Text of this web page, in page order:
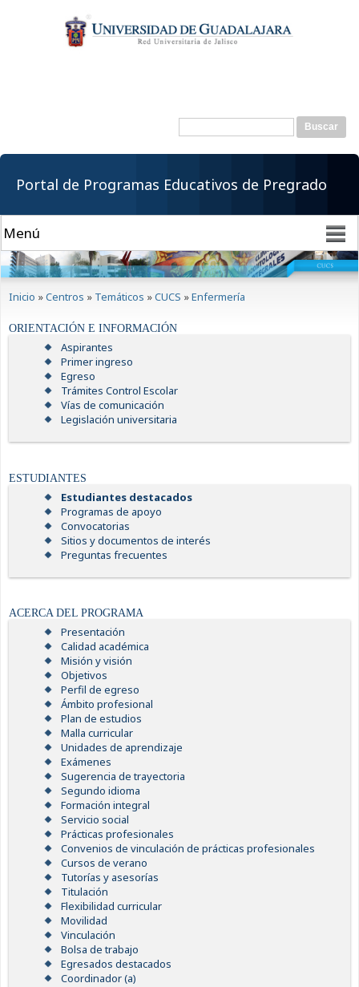
contenido
principal
Formulario de
Buscar
Portal de Programas Educativos de Pregrado
Inicio »Centros » Temáticos »CUCS »Enfermería
ORIENTACIÓN E INFORMACIÓN
Aspirantes
Primer ingreso
Egreso
Trámites Control Escolar
Vías de comunicación
Legislación universitaria
ESTUDIANTES
Estudiantes destacados
Programas de apoyo
Convocatorias
Sitios y documentos de interés
Preguntas frecuentes
ACERCA DEL PROGRAMA
Presentación
Calidad académica
Misión y visión
Objetivos
Perfil de egreso
Ámbito profesional
Plan de estudios
Malla curricular
Unidades de aprendizaje
Exámenes
Sugerencia de trayectoria
Segundo idioma
Formación integral
Servicio social
Prácticas profesionales
Convenios de vinculación de prácticas profesionales
Cursos de verano
Tutorías y asesorías
Titulación
Flexibilidad curricular
Movilidad
Vinculación
Bolsa de trabajo
Egresados destacados
Coordinador (a)